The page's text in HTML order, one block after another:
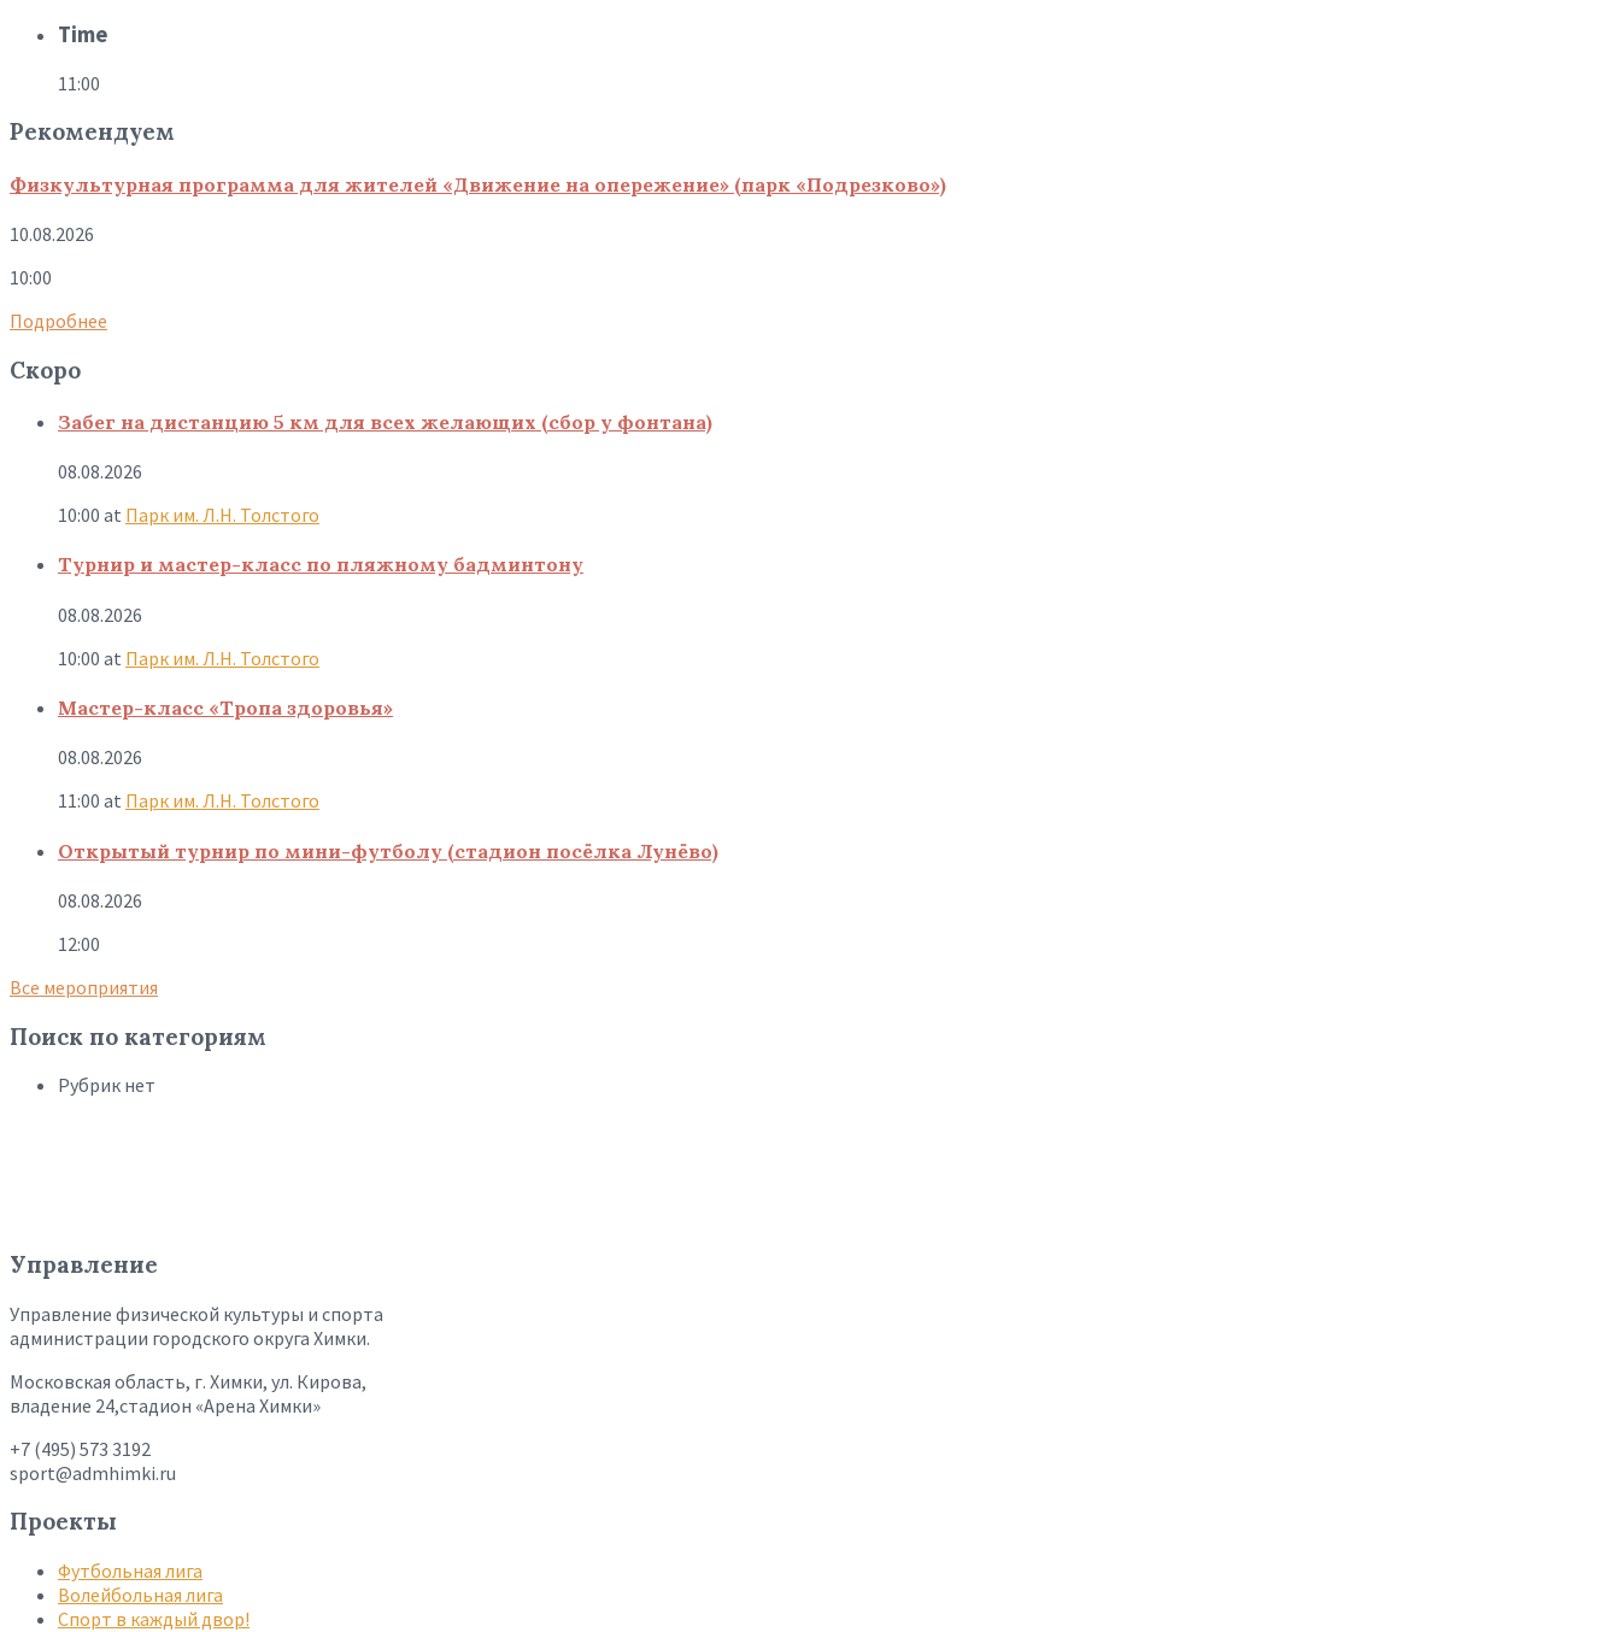
Time
11:00
Рекомендуем
Физкультурная программа для жителей «Движение на опережение» (парк «Подрезково»)
10.08.2026
10:00
Подробнее
Скоро
Забег на дистанцию 5 км для всех желающих (сбор у фонтана)
08.08.2026
10:00 at Парк им. Л.Н. Толстого
Турнир и мастер-класс по пляжному бадминтону
08.08.2026
10:00 at Парк им. Л.Н. Толстого
Мастер-класс «Тропа здоровья»
08.08.2026
11:00 at Парк им. Л.Н. Толстого
Открытый турнир по мини-футболу (стадион посёлка Лунёво)
08.08.2026
12:00
Все мероприятия
Поиск по категориям
Рубрик нет
Управление
Управление физической культуры и спорта
администрации городского округа Химки.
Московская область, г. Химки, ул. Кирова,
владение 24,стадион «Арена Химки»
+7 (495) 573 3192
sport@admhimki.ru
Проекты
Футбольная лига
Волейбольная лига
Спорт в каждый двор!